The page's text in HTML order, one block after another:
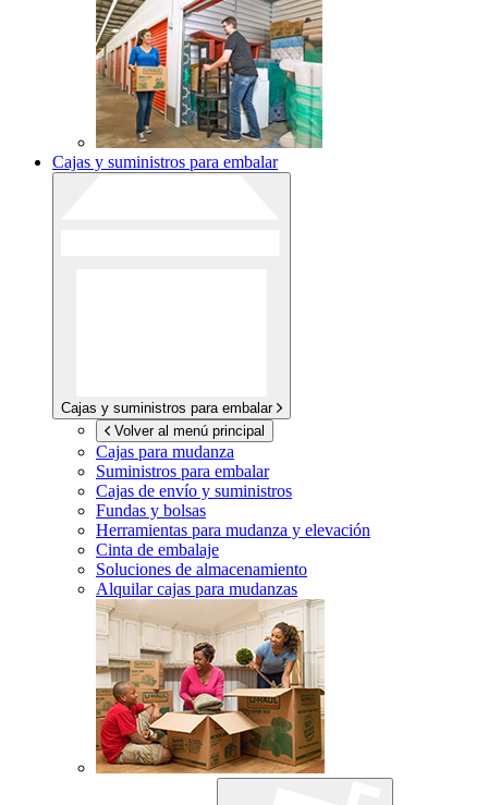
Cajas y suministros para embalar
Cajas y suministros para embalar
Volver al menú principal
Cajas para mudanza
Suministros para embalar
Cajas de envío y suministros
Fundas y bolsas
Herramientas para mudanza y elevación
Cinta de embalaje
Soluciones de almacenamiento
Alquilar cajas para mudanzas